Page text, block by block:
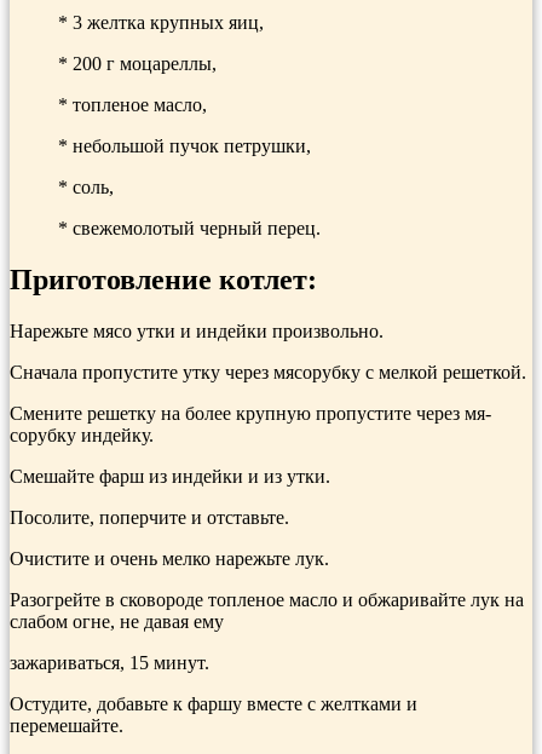
* 3 желтка крупных яиц,
* 200 г моцареллы,
* топленое масло,
* небольшой пучок петрушки,
* соль,
* свежемолотый черный перец.
Приготовление котлет:
Нарежьте мясо утки и индейки произ­вольно.
Сначала пропустите утку че­рез мясорубку с мелкой решеткой.
Смените решетку на более крупную пропустите через мя­
сорубку индейку.
Смешайте фарш из индейки и из утки.
Посолите, поперчи­те и отставьте.
Очистите и очень мелко нарежьте лук.
Разогрейте в сковороде топле­ное масло и обжаривайте лук на
слабом огне, не давая ему
зажариваться, 15 минут.
Остудите, добавьте к фаршу вместе с желтками и
перемешайте.